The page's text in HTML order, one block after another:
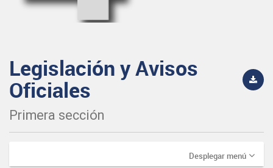
Legislación y Avisos
Oficiales
Primera sección
Desplegar menú